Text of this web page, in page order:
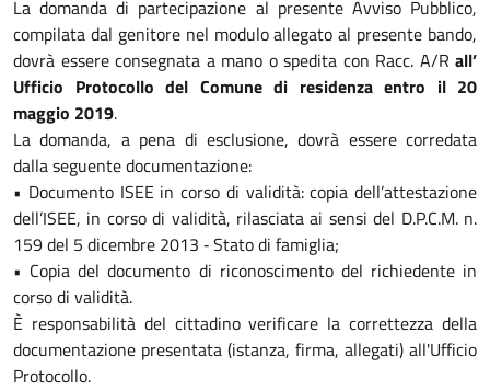
La domanda di partecipazione al presente Avviso Pubblico,
compilata dal genitore nel modulo allegato al presente bando,
dovrà essere consegnata a mano o spedita con Racc. A/R all’
Ufficio Protocollo del Comune di residenza entro il 20
maggio 2019.
La domanda, a pena di esclusione, dovrà essere corredata
dalla seguente documentazione:
• Documento ISEE in corso di validità: copia dell’attestazione
dell’ISEE, in corso di validità, rilasciata ai sensi del D.P.C.M. n.
159 del 5 dicembre 2013 ‐ Stato di famiglia;
• Copia del documento di riconoscimento del richiedente in
corso di validità.
È responsabilità del cittadino verificare la correttezza della
documentazione presentata (istanza, firma, allegati) all'Ufficio
Protocollo.